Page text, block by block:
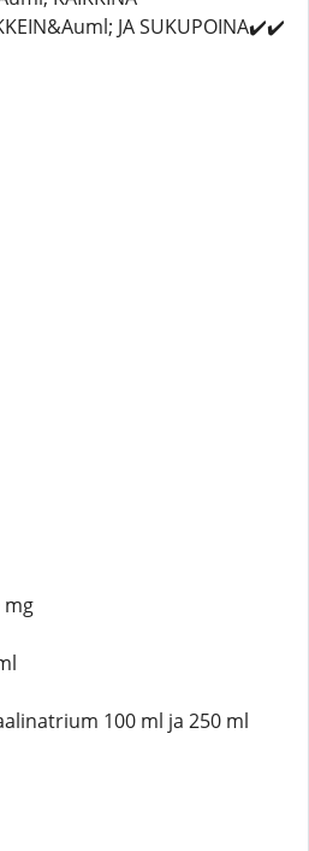
JA SUKUPOINA✔️✔️
mg
100 ml ja 250 ml